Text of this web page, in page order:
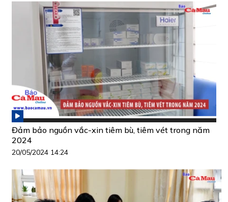
Đảm bảo nguồn vắc-xin tiêm bù, tiêm vét trong năm
2024
20/05/2024 14:24